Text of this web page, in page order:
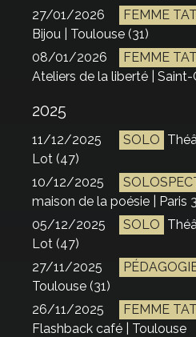
27/01/2026
FEMME
Bijou | Toulouse (31)
08/01/2026
FEMME
Ateliers de la liberté | Saint-
2025
11/12/2025 SOLO
Lot (47)
10/12/2025
maison de la poésie | Paris 3
05/12/2025
SOLO
Lot (47)
27/11/2025
Toulouse (31)
26/11/2025
FEMME
Flashback café | Toulouse